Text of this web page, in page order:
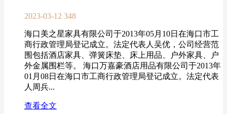
2023-03-12 348
海口美之星家具有限公司于2013年05月10日在海口市工
商行政管理局登记成立。法定代表人吴优，公司经营范
围包括酒店家具、弹簧床垫、床上用品、户外家具、户
外金属围栏等。 海口万嘉豪酒店用品有限公司于2013年
01月08日在海口市工商行政管理局登记成立。法定代表
人周兵...
查看全文